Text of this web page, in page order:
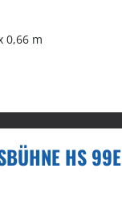
0,66 m
HS 99E